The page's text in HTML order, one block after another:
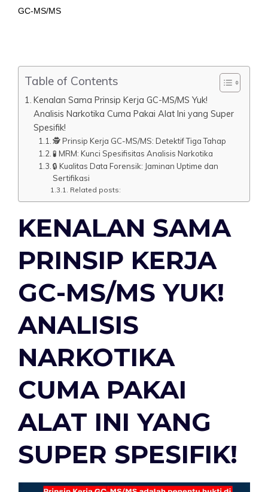
GC-MS/MS
Table of Contents
Kenalan Sama Prinsip Kerja GC-MS/MS Yuk!
Analisis Narkotika Cuma Pakai Alat Ini yang Super
Spesifik!
🕵️ Prinsip Kerja GC-MS/MS: Detektif Tiga Tahap
🧪 MRM: Kunci Spesifisitas Analisis Narkotika
🔒 Kualitas Data Forensik: Jaminan Uptime dan
Sertifikasi
Related posts:
KENALAN SAMA
PRINSIP KERJA
GC-MS/MS YUK!
ANALISIS
NARKOTIKA
CUMA PAKAI
ALAT INI YANG
SUPER SPESIFIK!